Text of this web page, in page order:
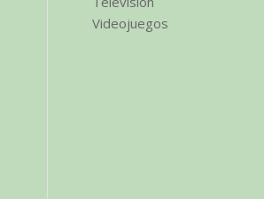
Videojuegos